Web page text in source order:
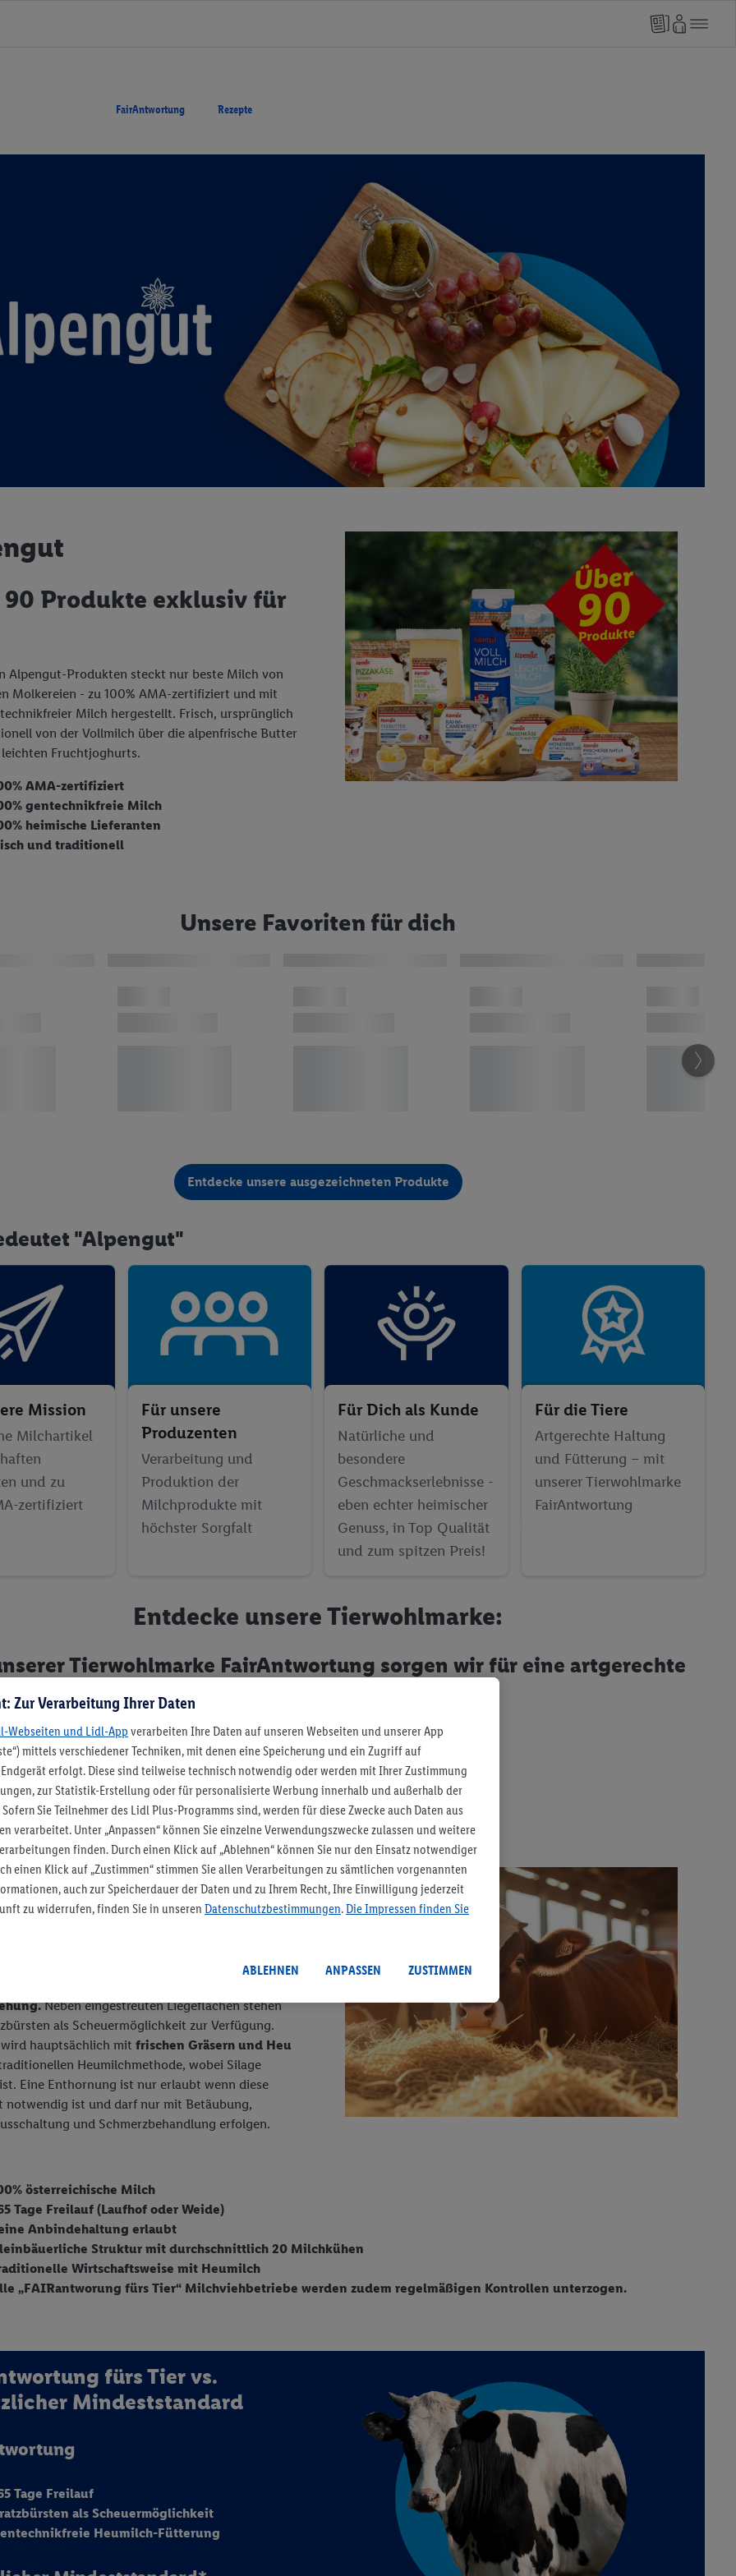
FairAntwortung Rezepte
90 Produkte exklusiv für
Alpengut-Produkten steckt nur beste Milch von
Molkereien - zu 100% AMA-zertifiziert und mit
Milch hergestellt. Frisch, ursprünglich
von der Vollmilch über die alpenfrische Butter
leichten Fruchtjoghurts.
AMA-zertifiziert
gentechnikfreie Milch
heimische Lieferanten
und traditionell
Unsere Favoriten für dich
Entdecke unsere ausgezeichneten Produkte
"Alpengut"
Mission
Milchartikel
und zu
zertifiziert
Für unsere
Produzenten
Verarbeitung und
Produktion der
Milchprodukte mit
höchster Sorgfalt
Für Dich als Kunde
Natürliche und
besondere
Geschmackserlebnisse -
eben echter heimischer
Genuss, in Top Qualität
und zum spitzen Preis!
Für die Tiere
Artgerechte Haltung
und Fütterung – mit
unserer Tierwohlmarke
FairAntwortung
Entdecke unsere Tierwohlmarke:
Tierwohlmarke FairAntwortung sorgen wir für eine artgerechte
und leben auf kleinstrukturierten Bauernhöfen
Neben eingestreuten Liegeflächen stehen
als Scheuermöglichkeit zur Verfügung.
hauptsächlich mit frischen Gräsern und Heu
Heumilchmethode, wobei Silage
Eine Enthornung ist nur erlaubt wenn diese
notwendig ist und darf nur mit Betäubung,
und Schmerzbehandlung erfolgen.
österreichische Milch
Tage Freilauf (Laufhof oder Weide)
Anbindehaltung erlaubt
Struktur mit durchschnittlich 20 Milchkühen
Wirtschaftsweise mit Heumilch
„FAIRantworung fürs Tier“ Milchviehbetriebe werden zudem regelmäßigen Kontrollen unterzogen.
fürs Tier vs.
Mindeststandard
Tage Freilauf
als Scheuermöglichkeit
Heumilch-Fütterung
Zur Verarbeitung Ihrer Daten
Webseiten und Lidl-App verarbeiten Ihre Daten auf unseren Webseiten und unserer App
mittels verschiedener Techniken, mit denen eine Speicherung und ein Zugriff auf
erfolgt. Diese sind teilweise technisch notwendig oder werden mit Ihrer Zustimmung
zur Statistik-Erstellung oder für personalisierte Werbung innerhalb und außerhalb der
Sie Teilnehmer des Lidl Plus-Programms sind, werden für diese Zwecke auch Daten aus
verarbeitet. Unter „Anpassen“ können Sie einzelne Verwendungszwecke zulassen und weitere
finden. Durch einen Klick auf „Ablehnen“ können Sie nur den Einsatz notwendiger
einen Klick auf „Zustimmen“ stimmen Sie allen Verarbeitungen zu sämtlichen vorgenannten
auch zur Speicherdauer der Daten und zu Ihrem Recht, Ihre Einwilligung jederzeit
zu widerrufen, finden Sie in unseren Datenschutzbestimmungen.Die Impressen finden Sie
ABLEHNEN ANPASSEN ZUSTIMMEN